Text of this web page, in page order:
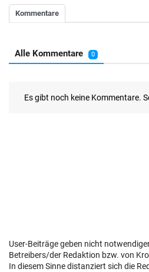
User-Beiträge geben nicht
Betreibers/der Redaktion bzw. von
In diesem Sinne distanziert sich die